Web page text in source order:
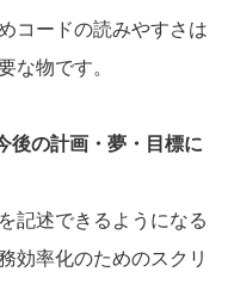
コードの読みやすさは
な物です。
の計画・夢・目標に
記述できるようになる
効率化のためのスクリ